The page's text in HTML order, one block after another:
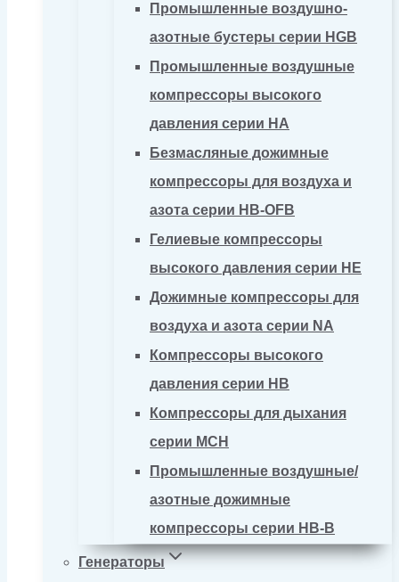
Промышленные воздушно-
азотные бустеры серии HGB
Промышленные воздушные
компрессоры высокого
давления серии HA
Безмасляные дожимные
компрессоры для воздуха и
азота серии HB-OFB
Гелиевые компрессоры
высокого давления серии HE
Дожимные компрессоры для
воздуха и азота серии NA
Компрессоры высокого
давления серии HB
Компрессоры для дыхания
серии MCH
Промышленные воздушные/
азотные дожимные
компрессоры серии HB-B
Генераторы